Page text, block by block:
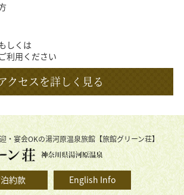
しくは
利用ください
クセスを詳しく見る
・宴会OKの湯河原温泉旅館【旅館グリーン荘】
約款
English Info